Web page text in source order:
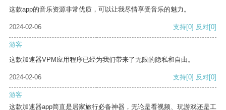
这款app的音乐资源非常优质，可以让我尽情享受音乐的魅力。
2024-02-06 支持[0] 反对[0]
游客
这款加速器VPM应用程序已经为我们带来了无限的隐私和自由。
2024-02-06 支持[0] 反对[0]
游客
这款加速器app简直是居家旅行必备神器，无论是看视频、玩游戏还是工